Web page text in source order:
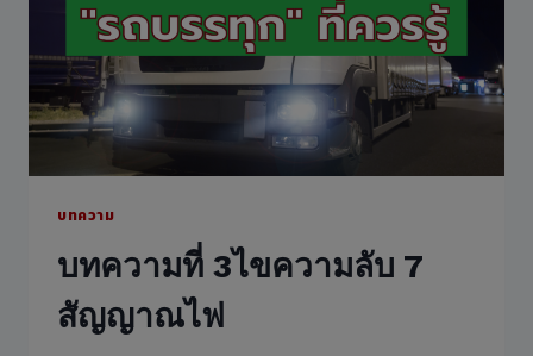
บทความ
บทความที่ 3ไขความลับ 7
สัญญาณไฟ